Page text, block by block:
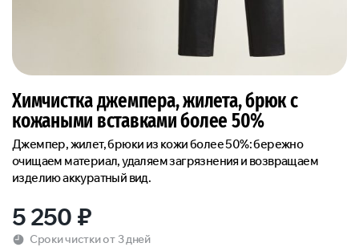
Химчистка джемпера, жилета, брюк с
кожаными вставками более 50%
Джемпер, жилет, брюки из кожи более 50%: бережно
очищаем материал, удаляем загрязнения и возвращаем
изделию аккуратный вид.
5 250 ₽
Сроки чистки от 3 дней